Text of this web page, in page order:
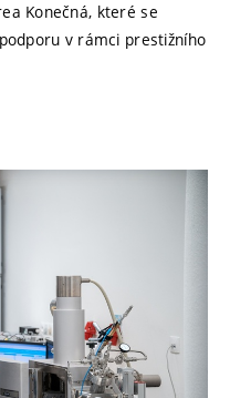
Konečná, které se
v rámci prestižního